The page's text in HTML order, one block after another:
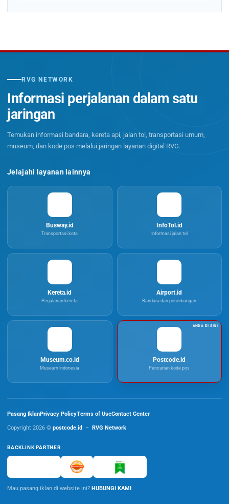
RVG NETWORK
Informasi perjalanan dalam satu
jaringan
Temukan informasi bandara, kereta api, jalan tol, transportasi umum,
museum, dan kode pos melalui jaringan layanan digital RVG.
Jelajahi layanan lainnya
Busway.id
Transportasi kota
InfoTol.id
Informasi jalan tol
Kereta.id
Perjalanan kereta
Airport.id
Bandara dan penerbangan
Museum.co.id
Museum Indonesia
Postcode.id
Pencarian kode pos
Pasang IklanPrivacy PolicyTerms of UseContact Center
Copyright 2026 © postcode.id – RVG Network
BACKLINK PARTNER
Mau pasang iklan di website ini? HUBUNGI KAMI